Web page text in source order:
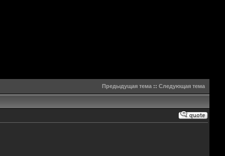
Предыдущая тема:: Следующая тема